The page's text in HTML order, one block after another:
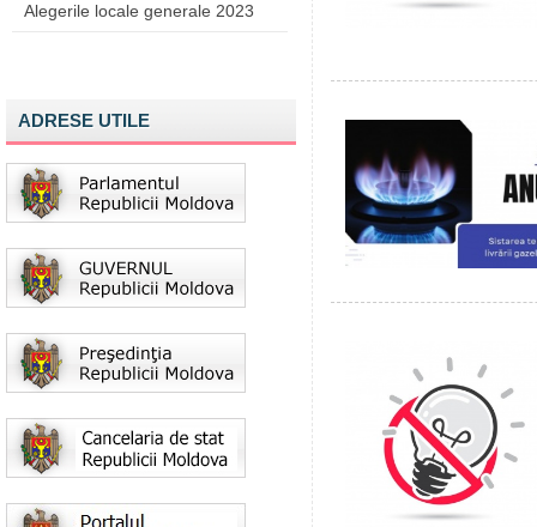
Alegerile locale generale 2023
ADRESE UTILE